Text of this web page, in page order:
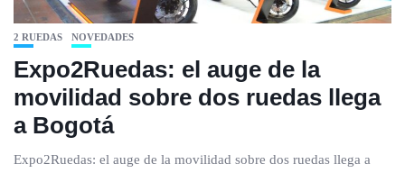
2 RUEDAS NOVEDADES
Expo2Ruedas: el auge de la
movilidad sobre dos ruedas llega
a Bogotá
Expo2Ruedas: el auge de la movilidad sobre dos ruedas llega a